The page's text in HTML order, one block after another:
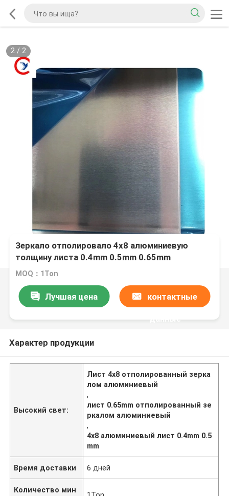
2/ 2
Зеркало отполировало 4x8 алюминиевую
толщину листа 0.4mm 0.5mm 0.65mm
MOQ：1Ton
Лучшая цена контактные
данные
Характер продукции
Высокий свет:
Лист 4x8 отполированный зерка
лом алюминиевый
,
лист 0.65mm отполированный зе
ркалом алюминиевый
,
4x8 алюминиевый лист 0.4mm 0.5
mm
Время доставки 6 дней
Количество мин